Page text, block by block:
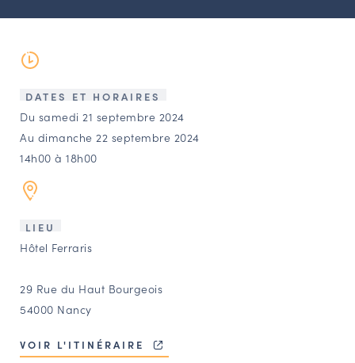
Agenda
Annuaire
Ressources
BOURSE D’ÉCHANGE
CARTES DES NAUDIN
Espace acteurs
DATES ET HORAIRES
Du samedi 21 septembre 2024
Au dimanche 22 septembre 2024
14h00 à 18h00
LIEU
Hôtel Ferraris
29 Rue du Haut Bourgeois
54000 Nancy
VOIR L'ITINÉRAIRE